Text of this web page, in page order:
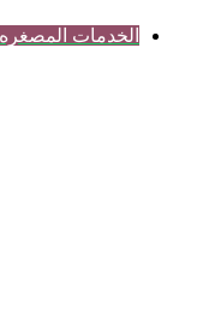
الخدمات المصغره